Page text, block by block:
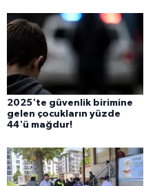
2025'te güvenlik birimine
gelen çocukların yüzde
44'ü mağdur!